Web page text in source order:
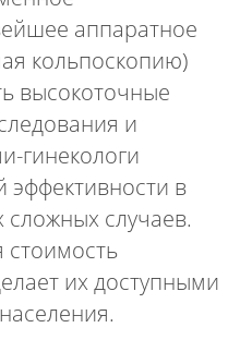
аппаратное
кольпоскопию)
высокоточные
и
гинекологи
эффективности в
случаев.
их доступными